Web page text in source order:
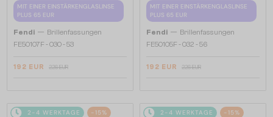
MIT EINER EINSTÄRKENGLASLINSE
PLUS 65 EUR
Fendi — Brillenfassungen
FE50107F - 030 - 53
192 EUR 226 EUR
MIT EINER EINSTÄRKENGLASLINSE
PLUS 65 EUR
Fendi — Brillenfassungen
FE50105F - 032 - 56
192 EUR 226 EUR
2-4 WERKTAGE -15% 2-4 WERKTAGE -15%